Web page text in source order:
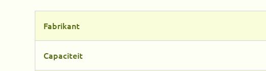
Fabrikant
Capaciteit